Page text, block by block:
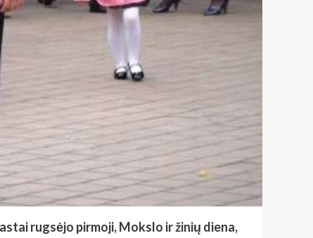
rugsėjo pirmoji, Mokslo ir žinių diena,